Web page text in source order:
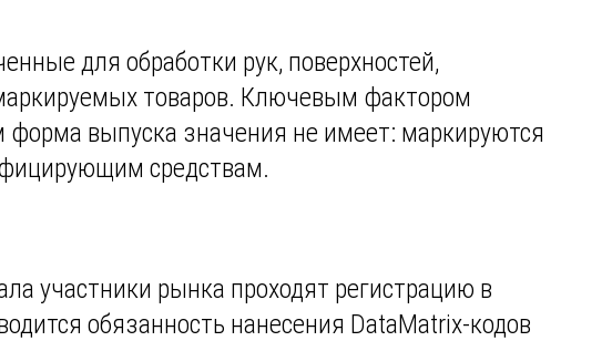
для обработки рук, поверхностей,
товаров. Ключевым фактором
выпуска значения не имеет: маркируются
средствам.
участники рынка проходят регистрацию в
обязанность нанесения DataMatrix-кодов